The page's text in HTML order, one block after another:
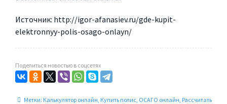
Источник: http://igor-afanasiev.ru/gde-kupit-
elektronnyy-polis-osago-onlayn/
Поделиться новостью в соцсетях
Метки: Калькулятор онлайн, Купить полис, ОСАГО онлайн, Рассчитать